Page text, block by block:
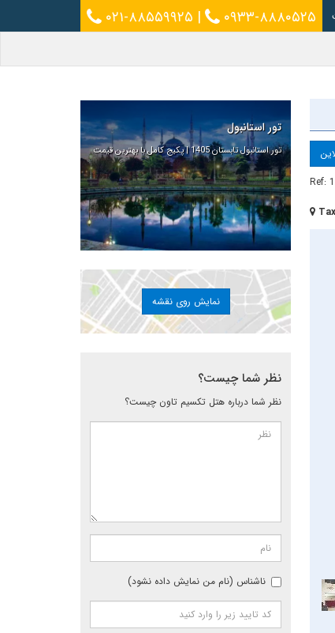
۰۲۱-۸۸۵۵۹۹۲۵ | ۰۹۳۳-۸۸۸۰۵۲۵
Ref:
تور استانبول
تور استانبول تابستان 1405 | پکیج کامل با بهترین قیمت
نمایش روی نقشه
نظر شما چیست؟
نظر شما درباره هتل تکسیم تاون چیست؟
ناشناس (نام من نمایش داده نشود)